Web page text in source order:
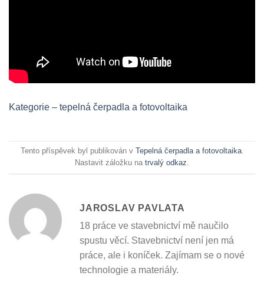
Kategorie – tepelná čerpadla a fotovoltaika
Tento příspěvek byl publikován v Tepelná čerpadla a fotovoltaika.
Nastavit záložku na trvalý odkaz.
JAROSLAV PAVLATA
18 práce ve stavebnictví mě naučilo
spustu věcí. Stavebnictví není jen má
práce, ale i koníček. Zajímam se o nové
technologie a materiály.